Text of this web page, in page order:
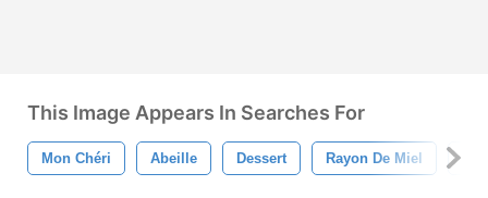
This Image Appears In Searches For
Mon Chéri Abeille Dessert Rayon De Miel